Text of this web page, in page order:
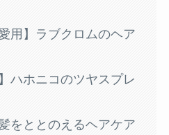
用】ラブクロムのヘア
ハホニコのツヤスプレ
をととのえるヘアケア